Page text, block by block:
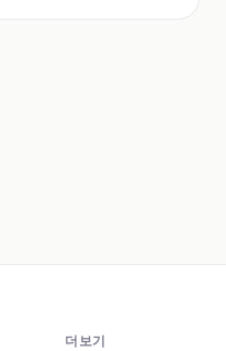
더보기